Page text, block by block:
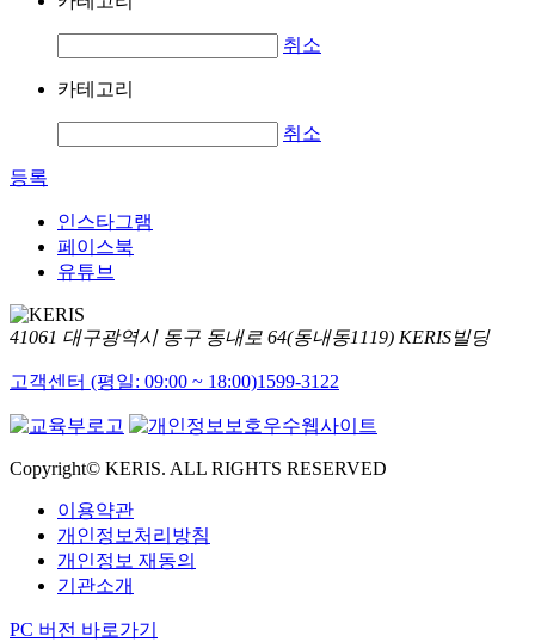
취소
카테고리
취소
등록
인스타그램
페이스북
유튜브
41061 대구광역시 동구 동내로 64(동내동1119) KERIS빌딩
고객센터 (평일: 09:00 ~ 18:00)1599-3122
Copyright© KERIS. ALL RIGHTS RESERVED
이용약관
개인정보처리방침
개인정보 재동의
기관소개
PC 버전 바로가기